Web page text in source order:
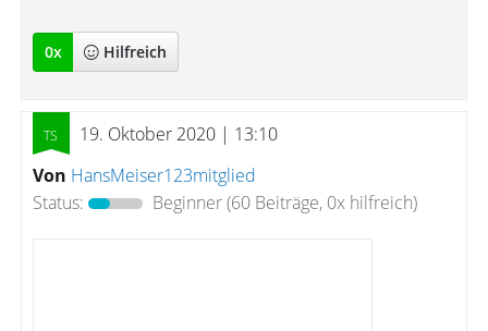
0x Hilfreich
19. Oktober 2020 | 13:10
Von HansMeiser123mitglied
Status:
Beginner(60 Beiträge, 0x hilfreich)